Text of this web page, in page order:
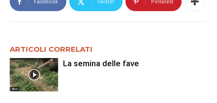
ARTICOLI CORRELATI
La semina delle fave